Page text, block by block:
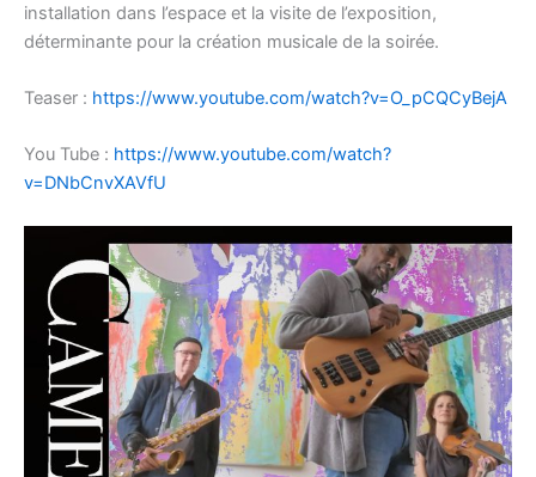
installation dans l’espace et la visite de l’exposition,
déterminante pour la création musicale de la soirée.
Teaser : https://www.youtube.com/watch?v=O_pCQCyBejA
You Tube : https://www.youtube.com/watch?
v=DNbCnvXAVfU